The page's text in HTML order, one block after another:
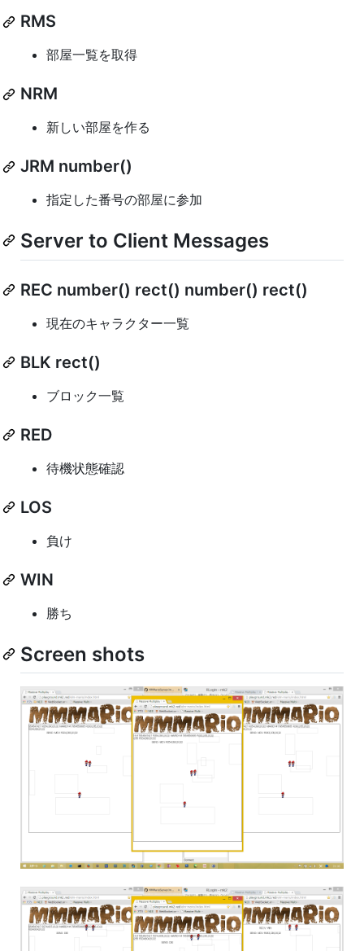
RMS
部屋一覧を取得
NRM
新しい部屋を作る
JRM number()
指定した番号の部屋に参加
Server to Client Messages
REC number() rect() number() rect()
現在のキャラクター一覧
BLK rect()
ブロック一覧
RED
待機状態確認
LOS
負け
WIN
勝ち
Screen shots